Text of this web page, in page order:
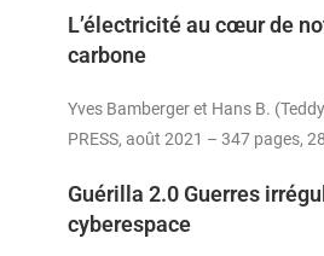
L’électricité au cœur de
carbone
Yves Bamberger et Hans B.
PRESS, août 2021 – 347 pages,
Guérilla 2.0 Guerres
cyberespace